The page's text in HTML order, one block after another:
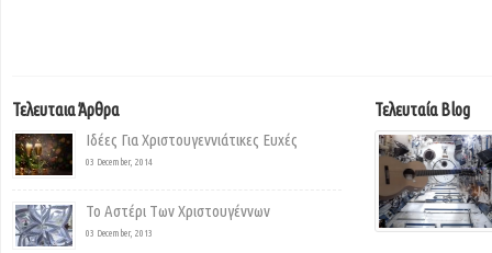
Τελευταια Άρθρα
Ιδέες Για Χριστουγεννιάτικες Ευχές
03 December, 2014
Το Αστέρι Των Χριστουγέννων
03 December, 2013
Τελευταία Blog